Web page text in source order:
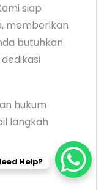
siap
memberikan
butuhkan
hukum
langkah
Help?